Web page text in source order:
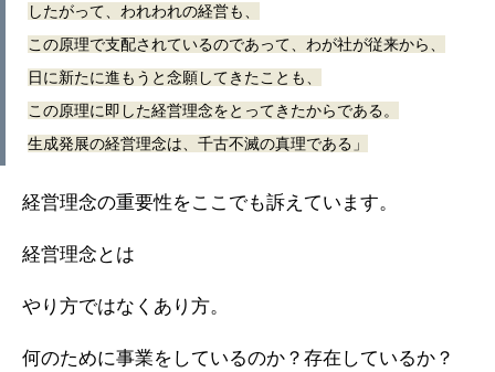
したがって、われわれの経営も、
この原理で支配されているのであって、わが社が従来から、
日に新たに進もうと念願してきたことも、
この原理に即した経営理念をとってきたからである。
生成発展の経営理念は、千古不滅の真理である」
経営理念の重要性をここでも訴えています。
経営理念とは
やり方ではなくあり方。
何のために事業をしているのか？存在しているか？